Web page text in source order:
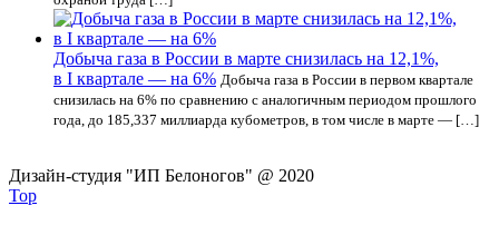
Добыча газа в России в марте снизилась на 12,1%,
в I квартале — на 6% Добыча газа в России в первом квартале
снизилась на 6% по сравнению с аналогичным периодом прошлого
года, до 185,337 миллиарда кубометров, в том числе в марте — […]
Дизайн-студия "ИП Белоногов" @ 2020
Top